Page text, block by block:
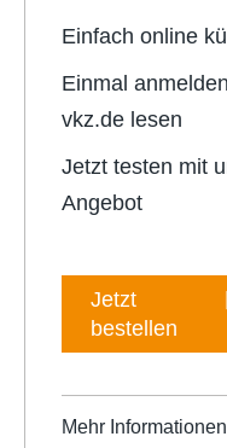
Einfach online
Einmal
vkz.de lesen
Jetzt testen mit
Angebot
Jetzt
bestellen
Mehr